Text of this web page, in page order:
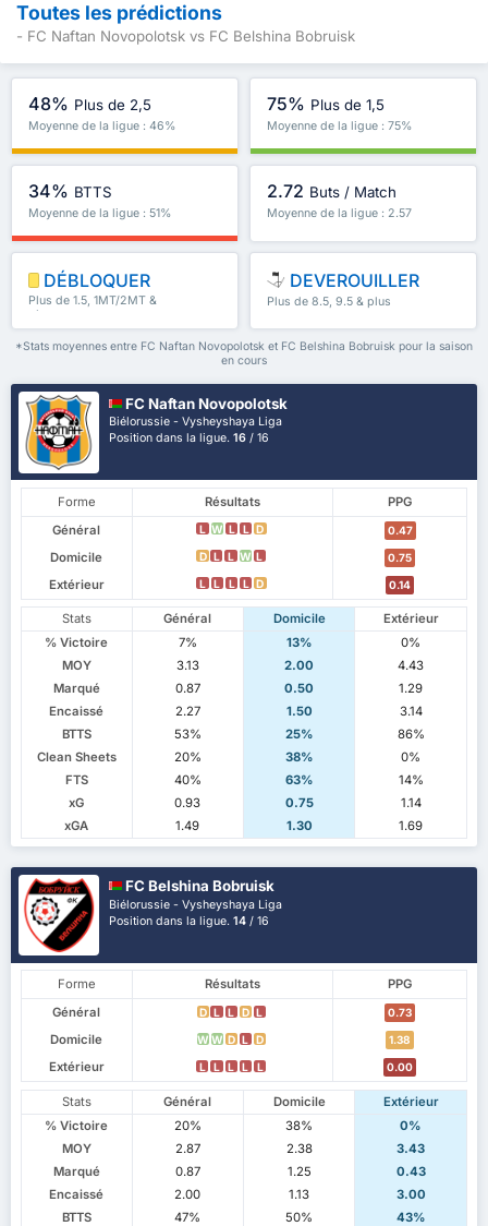
Toutes les prédictions
- FC Naftan Novopolotsk vs FC Belshina Bobruisk
48% Plus de 2,5
Moyenne de la ligue : 46%
75% Plus de 1,5
Moyenne de la ligue : 75%
34% BTTS
Moyenne de la ligue : 51%
2.72 Buts / Match
Moyenne de la ligue : 2.57
DÉBLOQUER
Plus de 1.5, 1MT/2MT &
plus
DEVEROUILLER
Plus de 8.5, 9.5 & plus
*Stats moyennes entre FC Naftan Novopolotsk et FC Belshina Bobruisk pour la saison
en cours
FC Naftan Novopolotsk
Biélorussie - Vysheyshaya Liga
Position dans la ligue.16 / 16
Forme Résultats
PPG
Général
L W L L D 0.47
Domicile D L L W L 0.75
Extérieur L L L L D 0.14
Stats Général Domicile
Extérieur
% Victoire
7% 13%
0%
MOY
3.13 2.00
4.43
Marqué
0.87 0.50
1.29
Encaissé
2.27 1.50
3.14
BTTS
53% 25%
86%
Clean Sheets
20% 38%
0%
FTS
40% 63%
14%
xG
0.93 0.75
1.14
xGA
1.49 1.30 1.69
FC Belshina Bobruisk
Biélorussie - Vysheyshaya Liga
Position dans la ligue.14 / 16
Forme Résultats
PPG
Général
D L L D L 0.73
Domicile W W D L D 1.38
Extérieur L L L L L 0.00
Stats Général Domicile
Extérieur
% Victoire
20% 38%
0%
MOY
2.87 2.38
3.43
Marqué
0.87 1.25
0.43
Encaissé
2.00 1.13
3.00
BTTS
47% 50%
43%